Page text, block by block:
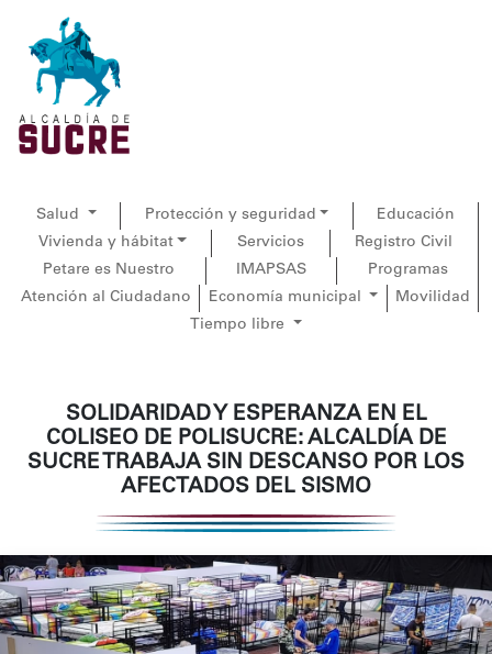
Salud Protección y seguridad
Educación
Vivienda y hábitat
Servicios
Registro Civil
Petare es Nuestro
IMAPSAS
Programas
Atención al Ciudadano
Economía municipal
Movilidad
Tiempo libre
SOLIDARIDAD Y ESPERANZA EN EL
COLISEO DE POLISUCRE: ALCALDÍA DE
SUCRE TRABAJA SIN DESCANSO POR LOS
AFECTADOS DEL SISMO